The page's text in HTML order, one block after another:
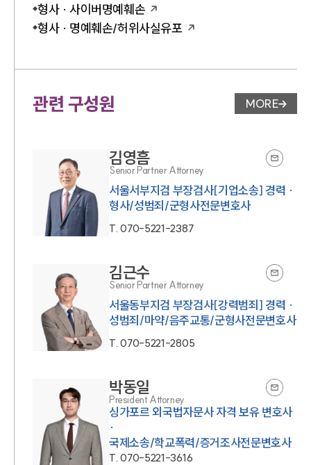
형사 · 사이버명예훼손
형사 · 명예훼손/허위사실유포
관련 구성원 변호사 페
MORE
김영흠
Senior Partner Attorney
서울서부지검 부장검사[기업소송] 경력 ·
형사/성범죄/군형사전문변호사
T.070-5221-2387
김근수
Senior Partner Attorney
서울동부지검 부장검사[강력범죄] 경력 ·
성범죄/마약/음주교통/군형사전문변호사
T.070-5221-2805
박동일
President Attorney
싱가포르 외국법자문사 자격 보유 변호사
·
국제소송/학교폭력/증거조사전문변호사
T.070-5221-3616